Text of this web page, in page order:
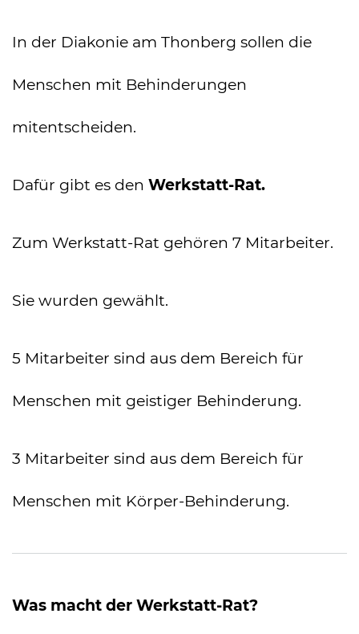
In der Diakonie am Thonberg sollen die
Menschen mit Behinderungen
mitentscheiden.
Dafür gibt es den Werkstatt-Rat.
Zum Werkstatt-Rat gehören 7 Mitarbeiter.
Sie wurden gewählt.
5 Mitarbeiter sind aus dem Bereich für
Menschen mit geistiger Behinderung.
3 Mitarbeiter sind aus dem Bereich für
Menschen mit Körper-Behinderung.
Was macht der Werkstatt-Rat?